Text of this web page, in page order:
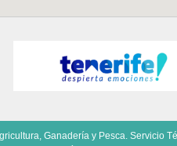
Ganadería y Pesca. Servicio